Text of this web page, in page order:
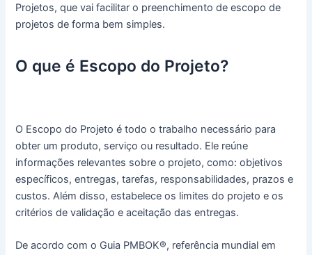
Projetos, que vai facilitar o preenchimento de escopo de
projetos de forma bem simples.
O que é Escopo do Projeto?
O Escopo do Projeto é todo o trabalho necessário para
obter um produto, serviço ou resultado. Ele reúne
informações relevantes sobre o projeto, como: objetivos
específicos, entregas, tarefas, responsabilidades, prazos e
custos. Além disso, estabelece os limites do projeto e os
critérios de validação e aceitação das entregas.
De acordo com o Guia PMBOK®, referência mundial em